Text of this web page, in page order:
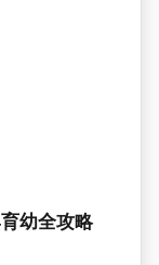
幼全攻略